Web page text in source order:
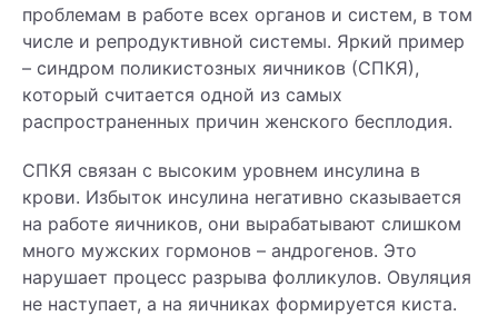
проблемам в работе всех органов и систем, в том
числе и репродуктивной системы. Яркий пример
– синдром поликистозных яичников (СПКЯ),
который считается одной из самых
распространенных причин женского бесплодия.
СПКЯ связан с высоким уровнем инсулина в
крови. Избыток инсулина негативно сказывается
на работе яичников, они вырабатывают слишком
много мужских гормонов – андрогенов. Это
нарушает процесс разрыва фолликулов. Овуляция
не наступает, а на яичниках формируется киста.